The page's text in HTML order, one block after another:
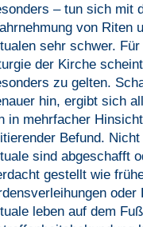
– tun sich mit
von Riten
sehr schwer. Für
der Kirche
zu gelten.
hin, ergibt sich
in mehrfacher Hinsicht
Befund. Nicht
sind abgeschafft
gestellt wie
oder
leben auf dem